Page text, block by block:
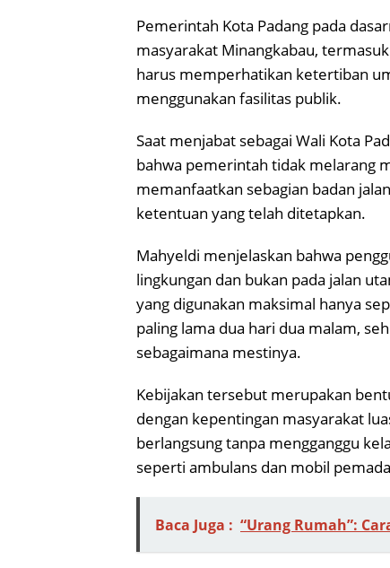
Pemerintah Kota Padang pada
masyarakat Minangkabau,
harus memperhatikan ketertiban
menggunakan fasilitas publik.
Saat menjabat sebagai Wali Kota
bahwa pemerintah tidak melarang
memanfaatkan sebagian badan
ketentuan yang telah ditetapkan.
Mahyeldi menjelaskan bahwa
lingkungan dan bukan pada jalan
yang digunakan maksimal hanya
paling lama dua hari dua malam,
sebagaimana mestinya.
Kebijakan tersebut merupakan
dengan kepentingan masyarakat
berlangsung tanpa mengganggu
seperti ambulans dan mobil
Baca Juga : “Urang Rumah”: